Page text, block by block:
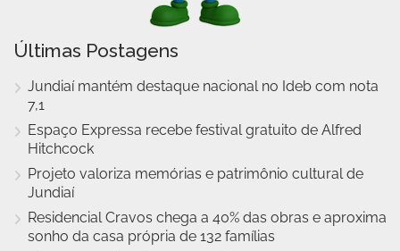
Últimas Postagens
Jundiaí mantém destaque nacional no Ideb com nota
7,1
Espaço Expressa recebe festival gratuito de Alfred
Hitchcock
Projeto valoriza memórias e patrimônio cultural de
Jundiaí
Residencial Cravos chega a 40% das obras e aproxima
sonho da casa própria de 132 famílias